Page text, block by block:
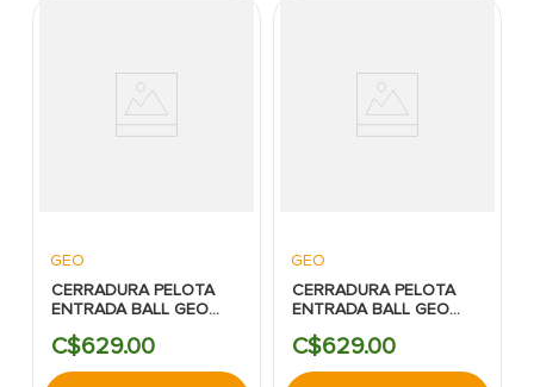
GEO
CERRADURA PELOTA
ENTRADA BALL GEO
C$629.00
GEO
CERRADURA PELOTA
ENTRADA BALL GEO
C$629.00